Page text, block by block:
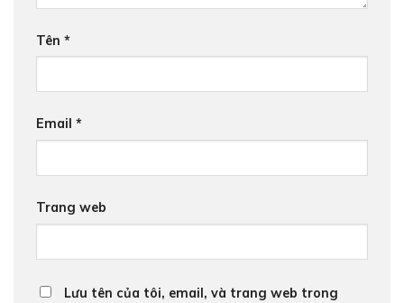
Tên *
Email *
Trang web
Lưu tên của tôi, email, và trang web trong